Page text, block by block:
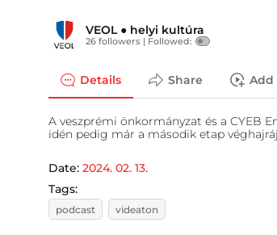
VEOL● helyi kultúra
26 followers | Followed:
Details Share Add
A veszprémi önkormányzat és a CYEB
idén pedig már a második etap
Date: 2024. 02. 13.
Tags:
podcast videaton